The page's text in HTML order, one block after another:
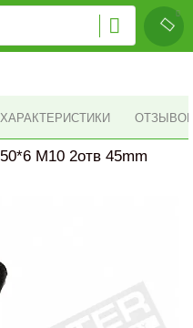
ХАРАКТЕРИСТИКИ ОТЗЫВОВ
M10 2отв 45mm